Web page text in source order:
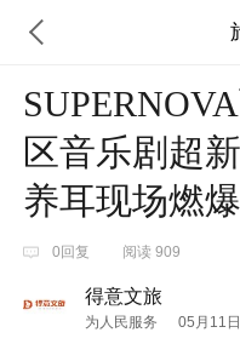
区音乐剧超
养耳现场燃
0回复 阅读 909
得意文旅
为人民服务 05月11